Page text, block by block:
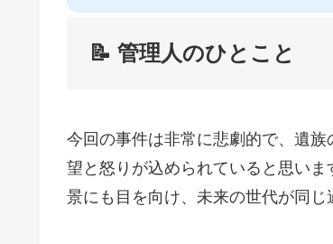
📝 管理人のひとこと
今回の事件は非常に悲劇的で、遺
望と怒りが込められていると思い
景にも目を向け、未来の世代が同じ